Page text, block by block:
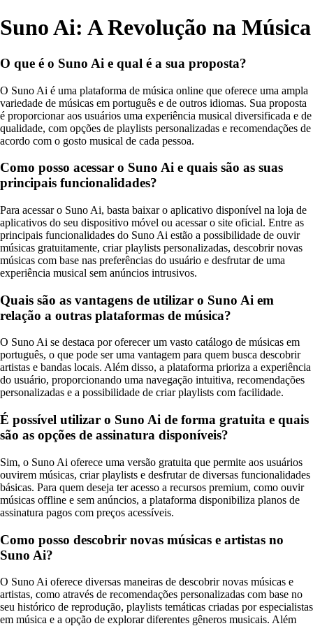
Suno Ai: A Revolução na Música
O que é o Suno Ai e qual é a sua proposta?
O Suno Ai é uma plataforma de música online que oferece uma ampla
variedade de músicas em português e de outros idiomas. Sua proposta
é proporcionar aos usuários uma experiência musical diversificada e de
qualidade, com opções de playlists personalizadas e recomendações de
acordo com o gosto musical de cada pessoa.
Como posso acessar o Suno Ai e quais são as suas
principais funcionalidades?
Para acessar o Suno Ai, basta baixar o aplicativo disponível na loja de
aplicativos do seu dispositivo móvel ou acessar o site oficial. Entre as
principais funcionalidades do Suno Ai estão a possibilidade de ouvir
músicas gratuitamente, criar playlists personalizadas, descobrir novas
músicas com base nas preferências do usuário e desfrutar de uma
experiência musical sem anúncios intrusivos.
Quais são as vantagens de utilizar o Suno Ai em
relação a outras plataformas de música?
O Suno Ai se destaca por oferecer um vasto catálogo de músicas em
português, o que pode ser uma vantagem para quem busca descobrir
artistas e bandas locais. Além disso, a plataforma prioriza a experiência
do usuário, proporcionando uma navegação intuitiva, recomendações
personalizadas e a possibilidade de criar playlists com facilidade.
É possível utilizar o Suno Ai de forma gratuita e quais
são as opções de assinatura disponíveis?
Sim, o Suno Ai oferece uma versão gratuita que permite aos usuários
ouvirem músicas, criar playlists e desfrutar de diversas funcionalidades
básicas. Para quem deseja ter acesso a recursos premium, como ouvir
músicas offline e sem anúncios, a plataforma disponibiliza planos de
assinatura pagos com preços acessíveis.
Como posso descobrir novas músicas e artistas no
Suno Ai?
O Suno Ai oferece diversas maneiras de descobrir novas músicas e
artistas, como através de recomendações personalizadas com base no
seu histórico de reprodução, playlists temáticas criadas por especialistas
em música e a opção de explorar diferentes gêneros musicais. Além